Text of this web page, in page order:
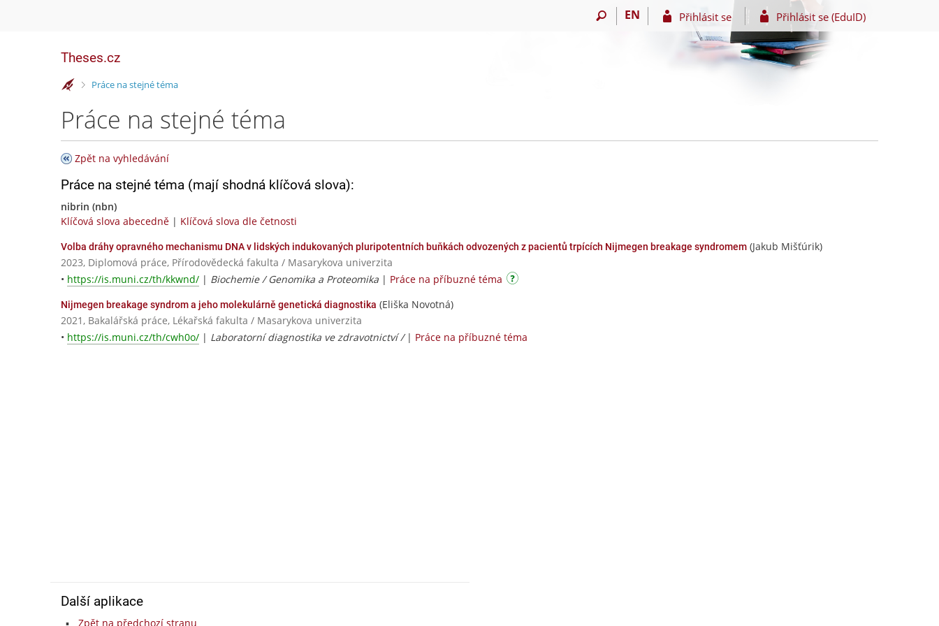
EN Přihlásit se Přihlásit se (EduID)
Theses.cz
>Práce na stejné téma
Práce na stejné téma
Zpět na vyhledávání
Práce na stejné téma (mají shodná klíčová slova):
nibrin (nbn)
Klíčová slova abecedně | Klíčová slova dle četnosti
Volba dráhy opravného mechanismu DNA v lidských indukovaných pluripotentních buňkách odvozených z pacientů trpících Nijmegen breakage syndromem (Jakub Mišťúrik)
2023, Diplomová práce, Přírodovědecká fakulta / Masarykova univerzita
• https://is.muni.cz/th/kkwnd/ | Biochemie / Genomika a Proteomika | Práce na příbuzné téma
Nijmegen breakage syndrom a jeho molekulárně genetická diagnostika (Eliška Novotná)
2021, Bakalářská práce, Lékařská fakulta / Masarykova univerzita
• https://is.muni.cz/th/cwh0o/ | Laboratorní diagnostika ve zdravotnictví / | Práce na příbuzné téma
Další aplikace
Zpět na předchozí stranu